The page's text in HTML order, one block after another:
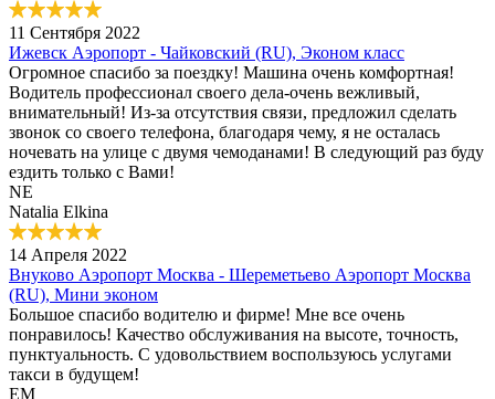
11 Сентября 2022
Ижевск Аэропорт - Чайковский (RU), Эконом класс
Огромное спасибо за поездку! Машина очень комфортная!
Водитель профессионал своего дела-очень вежливый,
внимательный! Из-за отсутствия связи, предложил сделать
звонок со своего телефона, благодаря чему, я не осталась
ночевать на улице с двумя чемоданами! В следующий раз буду
ездить только с Вами!
NE
Natalia Elkina
14 Апреля 2022
Внуково Аэропорт Москва - Шереметьево Аэропорт Москва
(RU), Мини эконом
Большое спасибо водителю и фирме! Мне все очень
понравилось! Качество обслуживания на высоте, точность,
пунктуальность. С удовольствием воспользуюсь услугами
такси в будущем!
EM